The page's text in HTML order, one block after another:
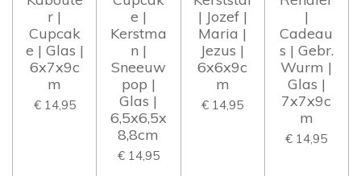
r |
Cupcak
e | Glas |
6x7x9c
m
€ 14,95
e |
Kerstma
n |
Sneeuw
pop |
Glas |
6,5x6,5x
8,8cm
€ 14,95
| Jozef |
Maria |
Jezus |
6x6x9c
m
€ 14,95
|
Cadeau
s | Gebr.
Wurm |
Glas |
7x7x9c
m
€ 14,95